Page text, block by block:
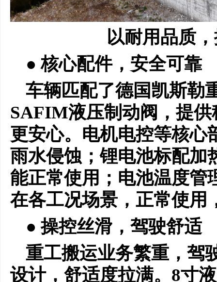
以耐用品质
● 核心配件，安全可靠
车辆匹配了德国凯斯勒
SAFIM液压制动阀，提
更安心。电机电控等核心
雨水侵蚀；锂电池标配
能正常使用；电池温度管
在各工况场景，正常使用
● 操控丝滑，驾驶舒适
重工搬运业务繁重，驾
设计，舒适度拉满。8寸